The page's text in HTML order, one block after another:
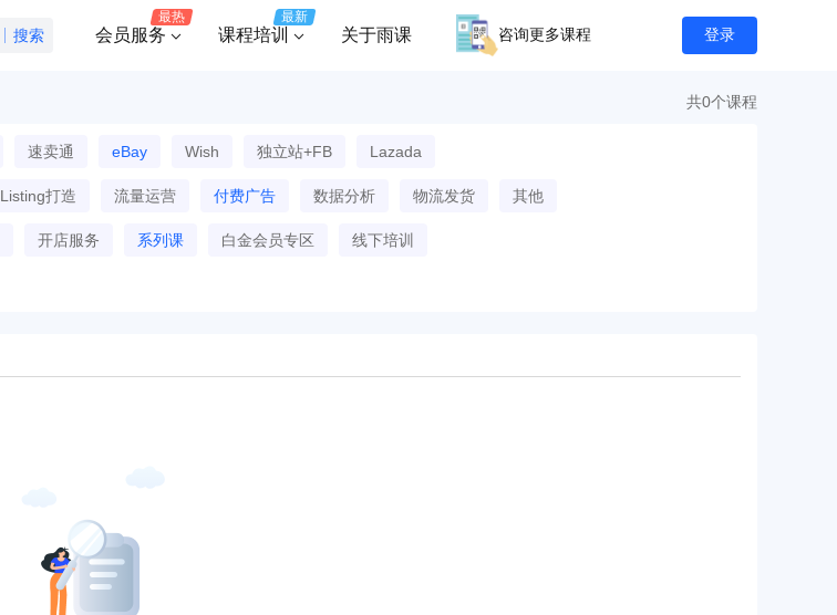
搜索 会员服务
最热
课程培训
最新
关于雨课 咨询更多课程 登录
共0个课程
速卖通 eBay Wish 独立站+FB Lazada
Listing打造 流量运营 付费广告 数据分析 物流发货 其他
开店服务 系列课 白金会员专区 线下培训